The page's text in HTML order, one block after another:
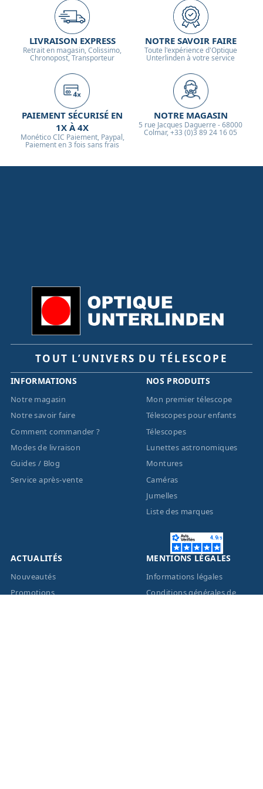
LIVRAISON EXPRESS
Retrait en magasin, Colissimo,
Chronopost, Transporteur
NOTRE SAVOIR FAIRE
Toute l'expérience d'Optique
Unterlinden à votre service
PAIEMENT SÉCURISÉ EN
1X À 4X
Monético CIC Paiement, Paypal,
Paiement en 3 fois sans frais
NOTRE MAGASIN
5 rue Jacques Daguerre - 68000
Colmar, +33 (0)3 89 24 16 05
TOUT L’UNIVERS DU TÉLESCOPE
INFORMATIONS
Notre magasin
Notre savoir faire
Comment commander ?
Modes de livraison
Guides / Blog
Service après-vente
NOS PRODUITS
Mon premier télescope
Télescopes pour enfants
Télescopes
Lunettes astronomiques
Montures
Caméras
Jumelles
Liste des marques
ACTUALITÉS
Nouveautés
Promotions
MENTIONS LÉGALES
Informations légales
Conditions générales de